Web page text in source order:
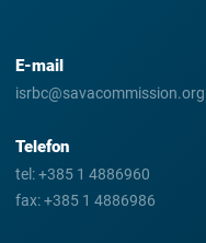
E-mail
isrbc@savacommission.org
Telefon
tel:+385 1 4886960
fax:+385 1 4886986